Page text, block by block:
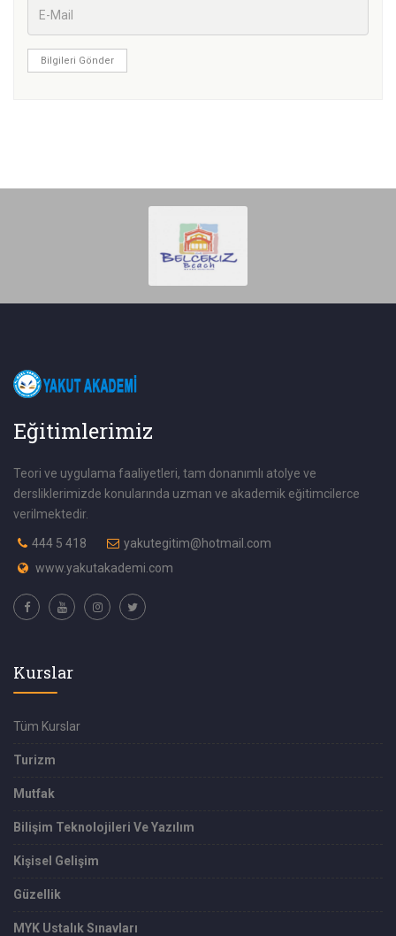
Bilgileri Gönder
Eğitimlerimiz
Teori ve uygulama faaliyetleri, tam donanımlı atolye ve
dersliklerimizde konularında uzman ve akademik eğitimcilerce
verilmektedir.
444 5 418
yakutegitim@hotmail.com
www.yakutakademi.com
Kurslar
Tüm Kurslar
Turizm
Mutfak
Bilişim Teknolojileri Ve Yazılım
Kişisel Gelişim
Güzellik
MYK Ustalık Sınavları